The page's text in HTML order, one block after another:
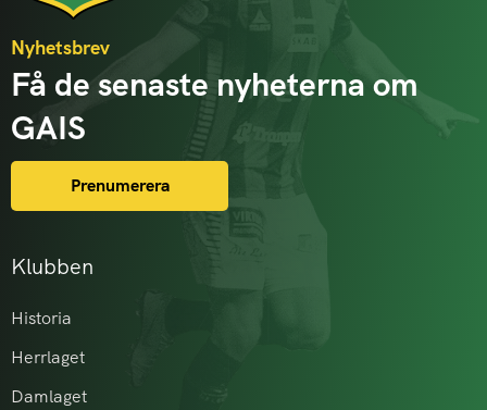
Klubben
Historia
Herrlaget
Damlaget
Nyhetsbrev
Få de senaste nyheterna om
GAIS
Prenumerera